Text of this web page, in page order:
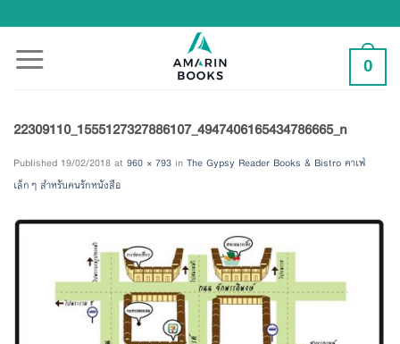
to
content
0
22309110_1555127327886107_4947406165434786665_n
Published 19/02/2018 at 960 × 793 in The Gypsy Reader Books & Bistro คาเฟ่
เล็กๆ สำหรับคนรักหนังสือ